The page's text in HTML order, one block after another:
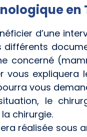
en
d’une
différents
concerné
vous
vous
le
chirurgie.
réalisée sous